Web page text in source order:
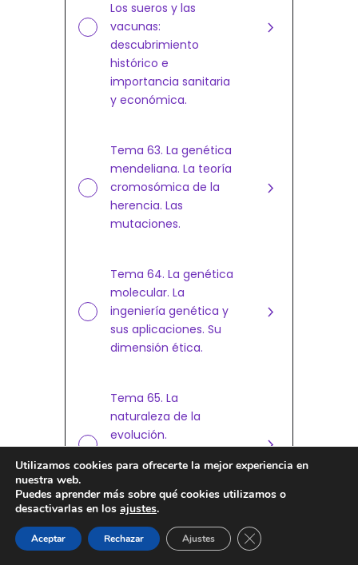
Los sueros y las
vacunas:
descubrimiento
histórico e
importancia sanitaria
y económica.
Tema 63. La genética
mendeliana. La teoría
cromosómica de la
herencia. Las
mutaciones.
Tema 64. La genética
molecular. La
ingeniería genética y
sus aplicaciones. Su
dimensión ética.
Tema 65. La
naturaleza de la
evolución.
pruebas. Principales
teorías.
Módulo 3:
Utilizamos cookies para ofrecerte la mejor experiencia en
nuestra web.
Puedes aprender más sobre qué cookies utilizamos o
desactivarlas en los ajustes.
Aceptar Rechazar Ajustes Cerrar el banner de
¡Hola! ¿Tienes alguna duda?